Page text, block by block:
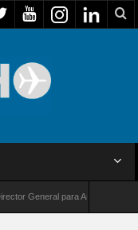
General para América Latina